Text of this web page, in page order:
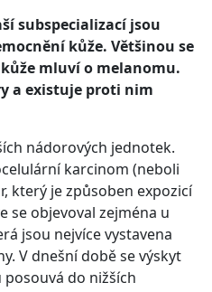
subspecializací jsou
kůže. Většinou se
mluví o melanomu.
a existuje proti nim
nádorových jednotek.
karcinom (neboli
který je způsoben expozicí
se objevoval zejména u
jsou nejvíce vystavena
V dnešní době se výskyt
do nižších